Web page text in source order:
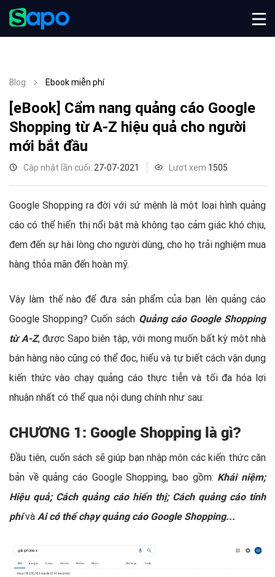
Blog Ebook miễn phí
[eBook] Cẩm nang quảng cáo Google
Shopping từ A-Z hiệu quả cho người
mới bắt đầu
Cập nhật lần cuối: 27-07-2021 Lượt xem 1505
Google Shopping ra đời với sứ mệnh là một loại hình quảng
cáo có thể hiển thị nổi bật mà không tạo cảm giác khó chịu,
đem đến sự hài lòng cho người dùng, cho họ trải nghiệm mua
hàng thỏa mãn đến hoàn mỹ.
Vậy làm thế nào để đưa sản phẩm của bạn lên quảng cáo
Google Shopping? Cuốn sách Quảng cáo Google Shopping
từ A-Z, được Sapo biên tập, với mong muốn bất kỳ một nhà
bán hàng nào cũng có thể đọc, hiểu và tự biết cách vận dụng
kiến thức vào chạy quảng cáo thực tiễn và tối đa hóa lợi
nhuận nhất có thể qua nội dung chính như sau:
CHƯƠNG 1: Google Shopping là gì?
Đầu tiên, cuốn sách sẽ giúp bạn nhập môn các kiến thức căn
bản về quảng cáo Google Shopping, bao gồm: Khái niệm;
Hiệu quả; Cách quảng cáo hiển thị; Cách quảng cáo tính
phí và Ai có thể chạy quảng cáo Google Shopping...